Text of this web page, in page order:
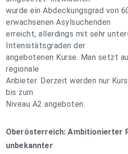
wurde ein Abdeckungsgrad von
erwachsenen Asylsuchenden
erreicht, allerdings mit sehr
Intensitätsgraden der
angebotenen Kurse. Man setzt
regionale
Anbieter. Derzeit werden nur
bis zum
Niveau A2 angeboten.
Oberösterreich: Ambitionierter
unbekannter